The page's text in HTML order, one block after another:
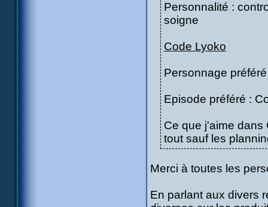
Personnalité :
soigne
Code Lyoko
Personnage
Episode préféré :
Ce que j'aime dans
tout sauf les
Merci à toutes les
En parlant aux divers